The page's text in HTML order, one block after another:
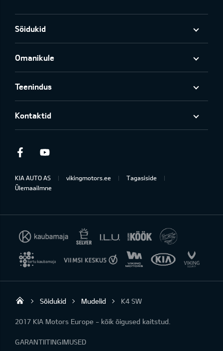
Sõidukid
Omanikule
Teenindus
Kontaktid
Facebook
KIA AUTO AS vikingmotors.ee
Tagasiside
Ülemaailmne
Viking Motors - Kia müük, hooldus ja
Sõidukid Mudelid K4 SW
2017 KIA Motors Europe - kõik õigused kaitstud.
GARANTIITINGIMUSED